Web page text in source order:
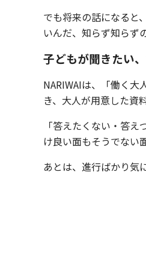
でも将来の話になると
いんだ、知らず知らず
子どもが聞きたい
NARIWAIは、「働く
き、大人が用意した資
「答えたくない・答
け良い面もそうでない
あとは、進行ばかり気